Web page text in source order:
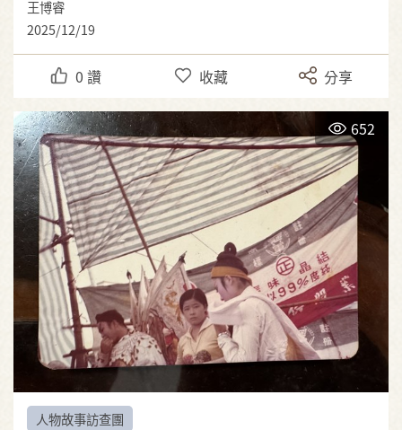
王博睿
2025/12/19
0 讚 收藏 分享
652
人物故事訪查團